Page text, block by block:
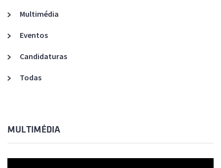
Multimédia
Eventos
Candidaturas
Todas
MULTIMÉDIA